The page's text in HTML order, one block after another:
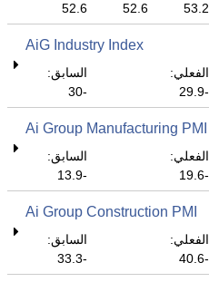
53.2
52.6
52.6
AiG Industry Index
الفعلي:
-29.9
السابق:
-30
Ai Group Manufacturing PMI
الفعلي:
-19.6
السابق:
-13.9
Ai Group Construction PMI
الفعلي:
-40.6
السابق:
-33.3